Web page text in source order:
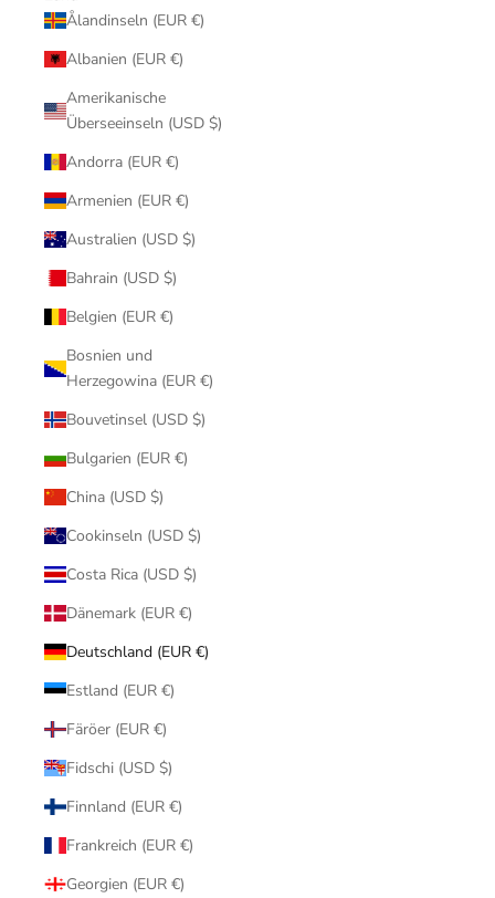
Ålandinseln (EUR €)
Albanien (EUR €)
Amerikanische
Überseeinseln (USD $)
Andorra (EUR €)
Armenien (EUR €)
Australien (USD $)
Bahrain (USD $)
Belgien (EUR €)
Bosnien und
Herzegowina (EUR €)
Bouvetinsel (USD $)
Bulgarien (EUR €)
China (USD $)
Cookinseln (USD $)
Costa Rica (USD $)
Dänemark (EUR €)
Deutschland (EUR €)
Estland (EUR €)
Färöer (EUR €)
Fidschi (USD $)
Finnland (EUR €)
Frankreich (EUR €)
Georgien (EUR €)